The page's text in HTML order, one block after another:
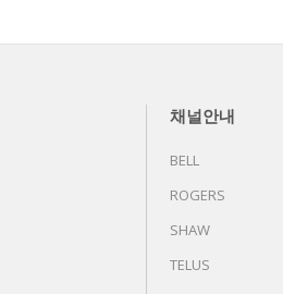
채널안내
BELL
ROGERS
SHAW
TELUS